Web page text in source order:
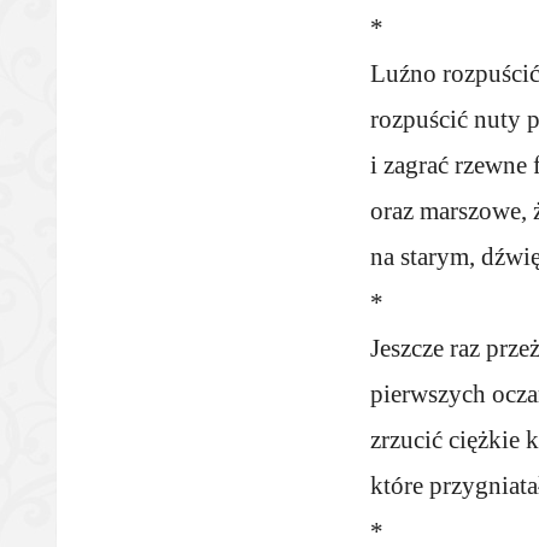
*
Luźno
rozpuścić nuty
i zagrać rzewne
oraz marszowe,
na starym,
*
Jeszcze raz
pierwszych
zrzucić ciężkie
które
*